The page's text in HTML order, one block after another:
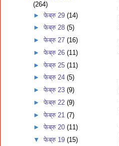
(264)
►फेब्रु 29(14)
►फेब्रु 28(5)
►फेब्रु 27(16)
►फेब्रु 26(11)
►फेब्रु 25(11)
►फेब्रु 24(5)
►फेब्रु 23(9)
►फेब्रु 22(9)
►फेब्रु 21(7)
►फेब्रु 20(11)
▼फेब्रु 19(15)